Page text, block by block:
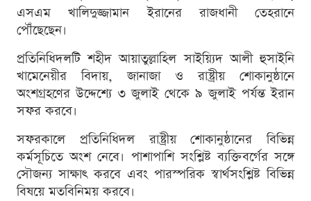
এসএম খালিদুজ্জামান ইরানের রাজধানী তেহরানে
পৌঁছেছেন।
প্রতিনিধিদলটি শহীদ আয়াতুল্লাহিল সাইয়্যিদ আলী হুসাইনি
খামেনেয়ীর বিদায়, জানাজা ও রাষ্ট্রীয় শোকানুষ্ঠানে
অংশগ্রহণের উদ্দেশ্যে ৩ জুলাই থেকে ৯ জুলাই পর্যন্ত ইরান
সফর করবে।
সফরকালে প্রতিনিধিদল রাষ্ট্রীয় শোকানুষ্ঠানের বিভিন্ন
কর্মসূচিতে অংশ নেবে। পাশাপাশি সংশ্লিষ্ট ব্যক্তিবর্গের সঙ্গে
সৌজন্য সাক্ষাৎ করবে এবং পারস্পরিক স্বার্থসংশ্লিষ্ট বিভিন্ন
বিষয়ে মতবিনিময় করবে।